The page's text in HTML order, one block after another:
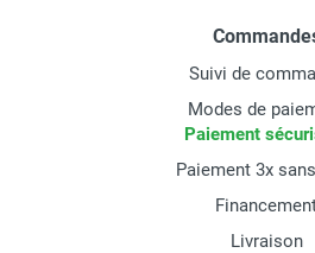
Suivi de
Modes de
Paiement
Paiement 3x
Livraison